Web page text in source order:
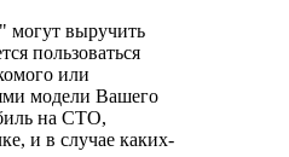
могут выручить
пользоваться
или
модели Вашего
на СТО,
и в случае каких-